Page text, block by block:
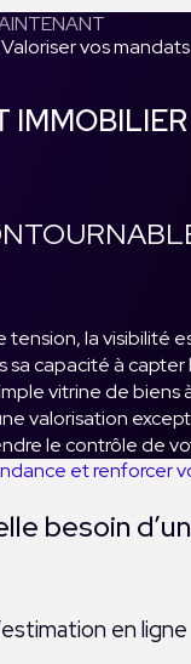
vos
tension, la
sa capacité à
vitrine de
valorisation
le contrôle
et renforcer
besoin
en ligne